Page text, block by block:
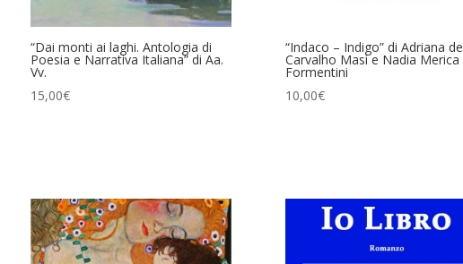
“Dai monti ai laghi. Antologia di
Poesia e Narrativa Italiana” di Aa.
Vv.
15,00€
“Indaco – Indigo” di Adriana de
Carvalho Masi e Nadia Merica
Formentini
10,00€